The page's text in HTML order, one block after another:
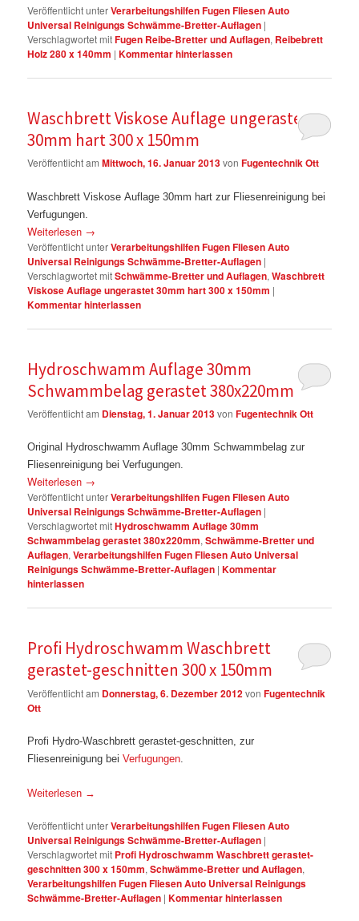
Veröffentlicht unterVerarbeitungshilfen Fugen Fliesen Auto
Universal Reinigungs Schwämme-Bretter-Auflagen |
Verschlagwortet mitFugen Reibe-Bretter und Auflagen, Reibebrett
Holz 280 x 140mm |Kommentar hinterlassen
Waschbrett Viskose Auflage ungerastet
30mm hart 300 x 150mm
Veröffentlicht amMittwoch, 16. Januar 2013vonFugentechnik Ott
Waschbrett Viskose Auflage 30mm hart zur Fliesenreinigung bei
Verfugungen.
Weiterlesen →
Veröffentlicht unterVerarbeitungshilfen Fugen Fliesen Auto
Universal Reinigungs Schwämme-Bretter-Auflagen |
Verschlagwortet mitSchwämme-Bretter und Auflagen,Waschbrett
Viskose Auflage ungerastet 30mm hart 300 x 150mm |
Kommentar hinterlassen
Hydroschwamm Auflage 30mm
Schwammbelag gerastet 380x220mm
Veröffentlicht am Dienstag, 1. Januar 2013vonFugentechnik Ott
Original Hydroschwamm Auflage 30mm Schwammbelag zur
Fliesenreinigung bei Verfugungen.
Weiterlesen →
Veröffentlicht unterVerarbeitungshilfen Fugen Fliesen Auto
Universal Reinigungs Schwämme-Bretter-Auflagen |
Verschlagwortet mitHydroschwamm Auflage 30mm
Schwammbelag gerastet 380x220mm,Schwämme-Bretter und
Auflagen,Verarbeitungshilfen Fugen Fliesen Auto Universal
Reinigungs Schwämme-Bretter-Auflagen |Kommentar
hinterlassen
Profi Hydroschwamm Waschbrett
gerastet-geschnitten 300 x 150mm
Veröffentlicht am Donnerstag, 6. Dezember 2012vonFugentechnik
Ott
Profi Hydro-Waschbrett gerastet-geschnitten, zur
Fliesenreinigung beiVerfugungen
Weiterlesen →
Veröffentlicht unterVerarbeitungshilfen Fugen Fliesen Auto
Universal Reinigungs Schwämme-Bretter-Auflagen |
Verschlagwortet mit Profi Hydroschwamm Waschbrett gerastet-
geschnitten 300 x 150mm,Schwämme-Bretter und Auflagen,
Verarbeitungshilfen Fugen Fliesen Auto Universal Reinigungs
Schwämme-Bretter-Auflagen |Kommentar hinterlassen